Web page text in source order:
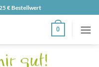
€ Bestellwert
0